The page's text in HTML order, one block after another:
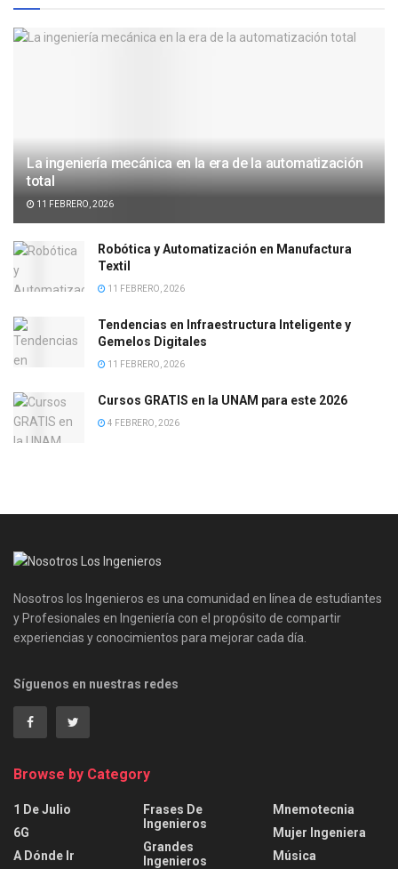
La ingeniería mecánica en la era de la automatización
total
11 FEBRERO, 2026
Robótica y Automatización en Manufactura
Textil
11 FEBRERO, 2026
Tendencias en Infraestructura Inteligente y
Gemelos Digitales
11 FEBRERO, 2026
Cursos GRATIS en la UNAM para este 2026
4 FEBRERO, 2026
Nosotros los Ingenieros es una comunidad en línea de estudiantes
y Profesionales en Ingeniería con el propósito de compartir
experiencias y conocimientos para mejorar cada día.
Síguenos en nuestras redes
Browse by Category
1 De Julio
6G
A Dónde Ir
Frases De
Ingenieros
Grandes
Ingenieros
Mnemotecnia
Mujer Ingeniera
Música